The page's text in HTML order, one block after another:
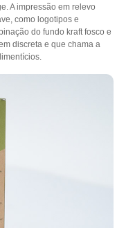
A impressão em relevo
como logotipos e
do fundo kraft fosco e
discreta e que chama a